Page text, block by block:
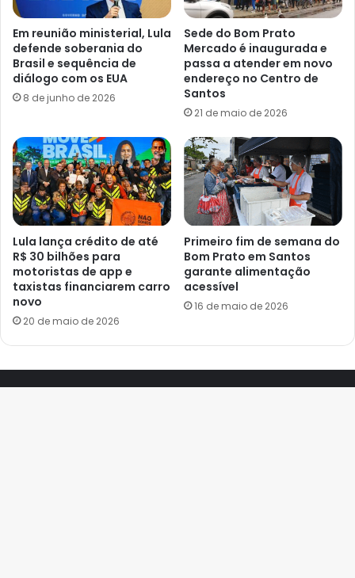
Em reunião ministerial, Lula
defende soberania do
Brasil e sequência de
diálogo com os EUA
8 de junho de 2026
Sede do Bom Prato
Mercado é inaugurada e
passa a atender em novo
endereço no Centro de
Santos
21 de maio de 2026
Lula lança crédito de até
R$ 30 bilhões para
motoristas de app e
taxistas financiarem carro
novo
20 de maio de 2026
Primeiro fim de semana do
Bom Prato em Santos
garante alimentação
acessível
16 de maio de 2026